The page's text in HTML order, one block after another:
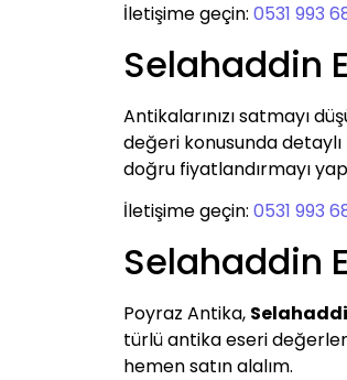
İletişime geçin: 0531 993
Selahaddin
Antikalarınızı satmayı
değeri konusunda detaylı
doğru fiyatlandırmayı
İletişime geçin: 0531 993
Selahaddin
Poyraz Antika,
türlü antika eseri
hemen satın alalım.